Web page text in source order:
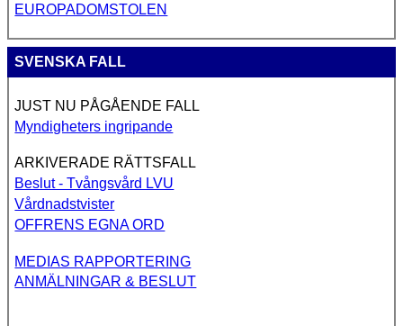
EUROPADOMSTOLEN
SVENSKA FALL
JUST NU PÅGÅENDE FALL
Myndigheters ingripande
ARKIVERADE RÄTTSFALL
Beslut - Tvångsvård LVU
Vårdnadstvister
OFFRENS EGNA ORD
MEDIAS RAPPORTERING
ANMÄLNINGAR & BESLUT